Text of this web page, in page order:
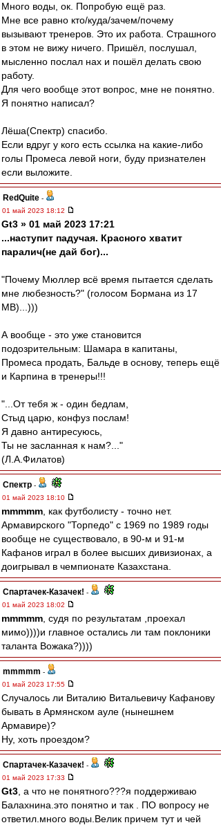
Много воды, ок. Попробую ещё раз.
Мне все равно кто/куда/зачем/почему
вызывают тренеров. Это их работа. Страшного
в этом не вижу ничего. Пришёл, послушал,
мысленно послал нах и пошёл делать свою
работу.
Для чего вообще этот вопрос, мне не понятно.
Я понятно написал?
Лёша(Спектр) спасибо.
Если вдруг у кого есть ссылка на какие-либо
голы Промеса левой ноги, буду признателен
если выложите.
RedQuite -
01 май 2023 18:12
Gt3 » 01 май 2023 17:21
...наступит падучая. Красного хватит
паралич(не дай бог)...
"Почему Мюллер всё время пытается сделать
мне любезность?" (голосом Бормана из 17
МВ)...)))
А вообще - это уже становится
подозрительным: Шамара в капитаны,
Промеса продать, Бальде в основу, теперь ещё
и Карпина в тренеры!!!
"...От тебя ж - один бедлам,
Стыд царю, конфуз послам!
Я давно антиресуюсь,
Ты не засланная к нам?..."
(Л.А.Филатов)
Спектр -
01 май 2023 18:10
mmmmm , как футболисту - точно нет.
Армавирского "Торпедо" с 1969 по 1989 годы
вообще не существовало, в 90-м и 91-м
Кафанов играл в более высших дивизионах, а
доигрывал в чемпионате Казахстана.
Спартачек-Казачек! -
01 май 2023 18:02
mmmmm , судя по результатам ,проехал
мимо))))и главное остались ли там поклоники
таланта Вожака?))))
mmmmm -
01 май 2023 17:55
Случалось ли Виталию Витальевичу Кафанову
бывать в Армянском ауле (нынешнем
Армавире)?
Ну, хоть проездом?
Спартачек-Казачек! -
01 май 2023 17:33
Gt3 , а что не понятного???я поддерживаю
Балахнина.это понятно и так . ПО вопросу не
ответил.много воды.Велик причем тут и чей